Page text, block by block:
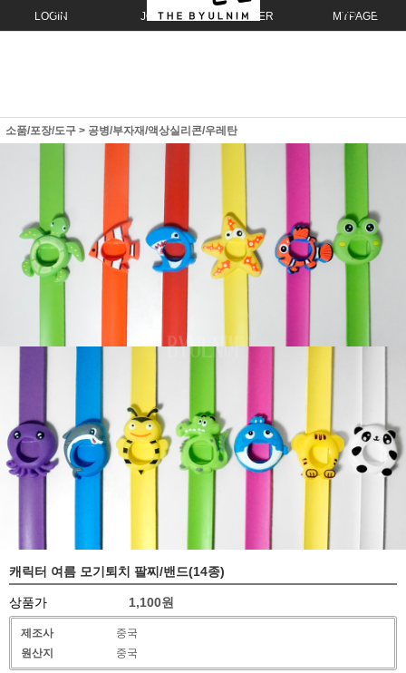
LOGIN JOIN ORDER MYPAGE
소품/포장/도구 > 공병/부자재/액상실리콘/우레탄
캐릭터 여름 모기퇴치 팔찌/밴드(14종)
상품가 1,100원
제조사
중국
원산지
중국